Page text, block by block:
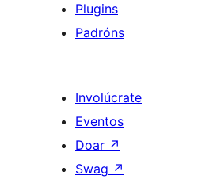
Plugins
Padróns
Involúcrate
Eventos
Doar ↗
Swag ↗